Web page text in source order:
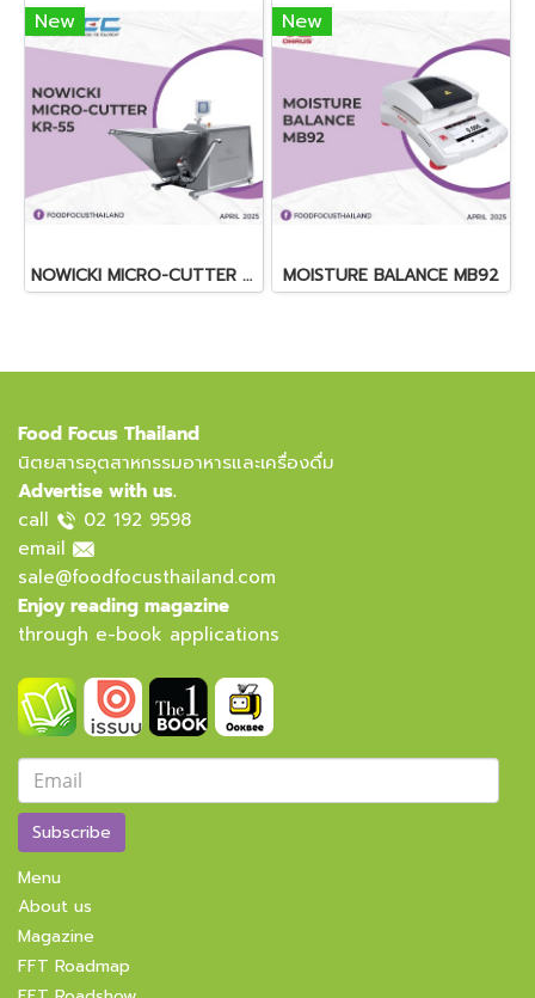
New
NOWICKI MICRO-CUTTER KR-55
New
MOISTURE BALANCE MB92
Food Focus Thailand
นิตยสารอุตสาหกรรมอาหารและเครื่องดื่ม
Advertise with us.
call
02 192 9598
email
sale@foodfocusthailand.com
Enjoy reading magazine
through e-book applications
Subscribe
Menu
About us
Magazine
FFT Roadmap